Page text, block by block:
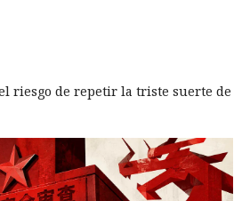
riesgo de repetir la triste suerte de